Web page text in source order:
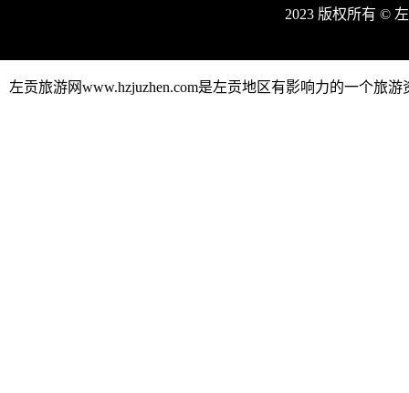
2023 版权所有 ©
左贡旅游网www.hzjuzhen.com是左贡地区有影响力的一个旅